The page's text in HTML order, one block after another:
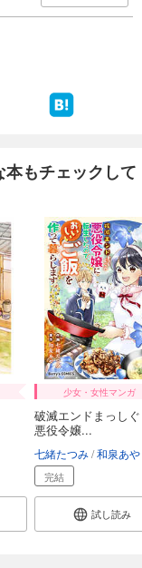
もチェックして
少女・女性マンガ
破滅エンドまっし
悪役令嬢...
七緒たつみ 和泉あや
完結
試し読み